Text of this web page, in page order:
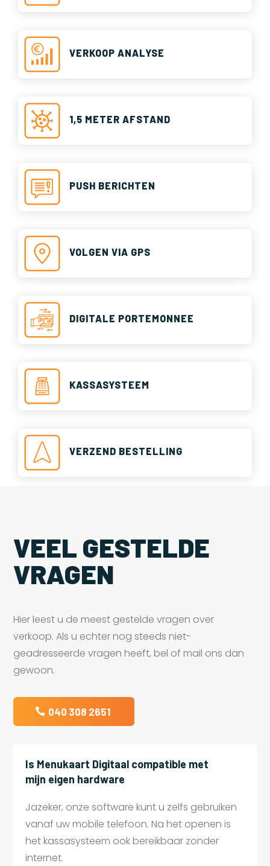
VERKOOP ANALYSE
1,5 METER AFSTAND
PUSH BERICHTEN
VOLGEN VIA GPS
DIGITALE PORTEMONNEE
KASSASYSTEEM
VERZEND BESTELLING
VEEL GESTELDE
VRAGEN
Hier leest u de meest gestelde vragen over
verkoop. Als u echter nog steeds niet-
geadresseerde vragen heeft, bel of mail ons dan
gewoon.
040 308 2651
Is Menukaart Digitaal compatible met
mijn eigen hardware
Jazeker, onze software kunt u zelfs gebruiken
vanaf uw mobile telefoon. Na het openen is
het kassasysteem ook bereikbaar zonder
internet.